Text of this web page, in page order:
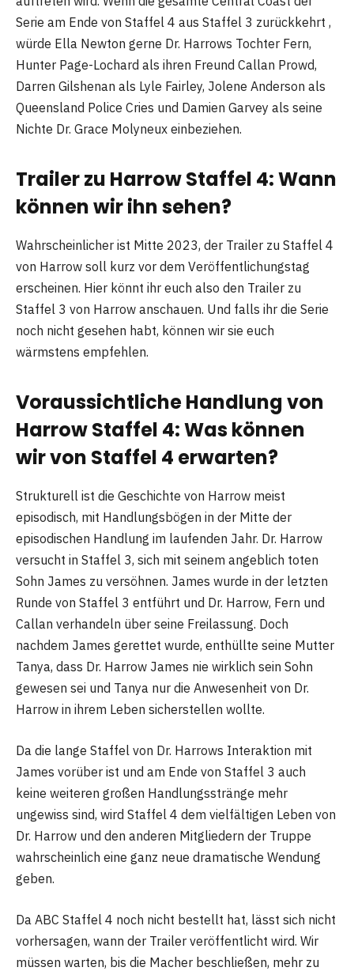
Serie am Ende von Staffel 4 aus Staffel 3 zurückkehrt ,
würde Ella Newton gerne Dr. Harrows Tochter Fern,
Hunter Page-Lochard als ihren Freund Callan Prowd,
Darren Gilshenan als Lyle Fairley, Jolene Anderson als
Queensland Police Cries und Damien Garvey als seine
Nichte Dr. Grace Molyneux einbeziehen.
Trailer zu Harrow Staffel 4: Wann
können wir ihn sehen?
Wahrscheinlicher ist Mitte 2023, der Trailer zu Staffel 4
von Harrow soll kurz vor dem Veröffentlichungstag
erscheinen. Hier könnt ihr euch also den Trailer zu
Staffel 3 von Harrow anschauen. Und falls ihr die Serie
noch nicht gesehen habt, können wir sie euch
wärmstens empfehlen.
Voraussichtliche Handlung von
Harrow Staffel 4: Was können
wir von Staffel 4 erwarten?
Strukturell ist die Geschichte von Harrow meist
episodisch, mit Handlungsbögen in der Mitte der
episodischen Handlung im laufenden Jahr. Dr. Harrow
versucht in Staffel 3, sich mit seinem angeblich toten
Sohn James zu versöhnen. James wurde in der letzten
Runde von Staffel 3 entführt und Dr. Harrow, Fern und
Callan verhandeln über seine Freilassung. Doch
nachdem James gerettet wurde, enthüllte seine Mutter
Tanya, dass Dr. Harrow James nie wirklich sein Sohn
gewesen sei und Tanya nur die Anwesenheit von Dr.
Harrow in ihrem Leben sicherstellen wollte.
Da die lange Staffel von Dr. Harrows Interaktion mit
James vorüber ist und am Ende von Staffel 3 auch
keine weiteren großen Handlungsstränge mehr
ungewiss sind, wird Staffel 4 dem vielfältigen Leben von
Dr. Harrow und den anderen Mitgliedern der Truppe
wahrscheinlich eine ganz neue dramatische Wendung
geben.
Da ABC Staffel 4 noch nicht bestellt hat, lässt sich nicht
vorhersagen, wann der Trailer veröffentlicht wird. Wir
müssen warten, bis die Macher beschließen, mehr zu